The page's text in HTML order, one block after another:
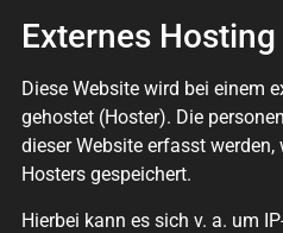
Externes Hosting
Diese Website wird bei einem
gehostet (Hoster). Die
dieser Website erfasst
Hosters gespeichert.
Hierbei kann es sich v. a. um